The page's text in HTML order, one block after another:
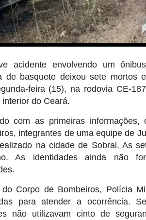
acidente envolvendo um
de basquete deixou sete mortos
feira (15), na rodovia CE-
interior do Ceará.
com as primeiras
integrantes de uma equipe de
na cidade de Sobral. As
As identidades ainda não
do Corpo de Bombeiros, Polícia
para atender a ocorrência.
não utilizavam cinto de